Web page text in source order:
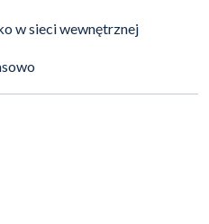
w sieci wewnętrznej
treści)